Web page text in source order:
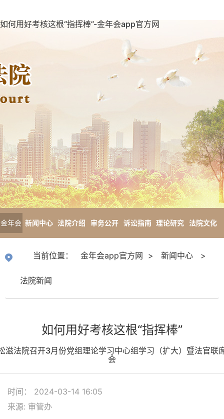
如何用好考核这根“指挥棒”-金年会app官方网
金年会
方网
新闻中心 法院介绍 审务公开 诉讼指南 理论研究 法院文化
当前位置： 金年会app官方网 > 新闻中心 >
法院新闻
如何用好考核这根“指挥棒”
滋法院召开3月份党组理论学习中心组学习（扩大）暨法官联
会
时间： 2024-03-14 16:05
来源: 审管办